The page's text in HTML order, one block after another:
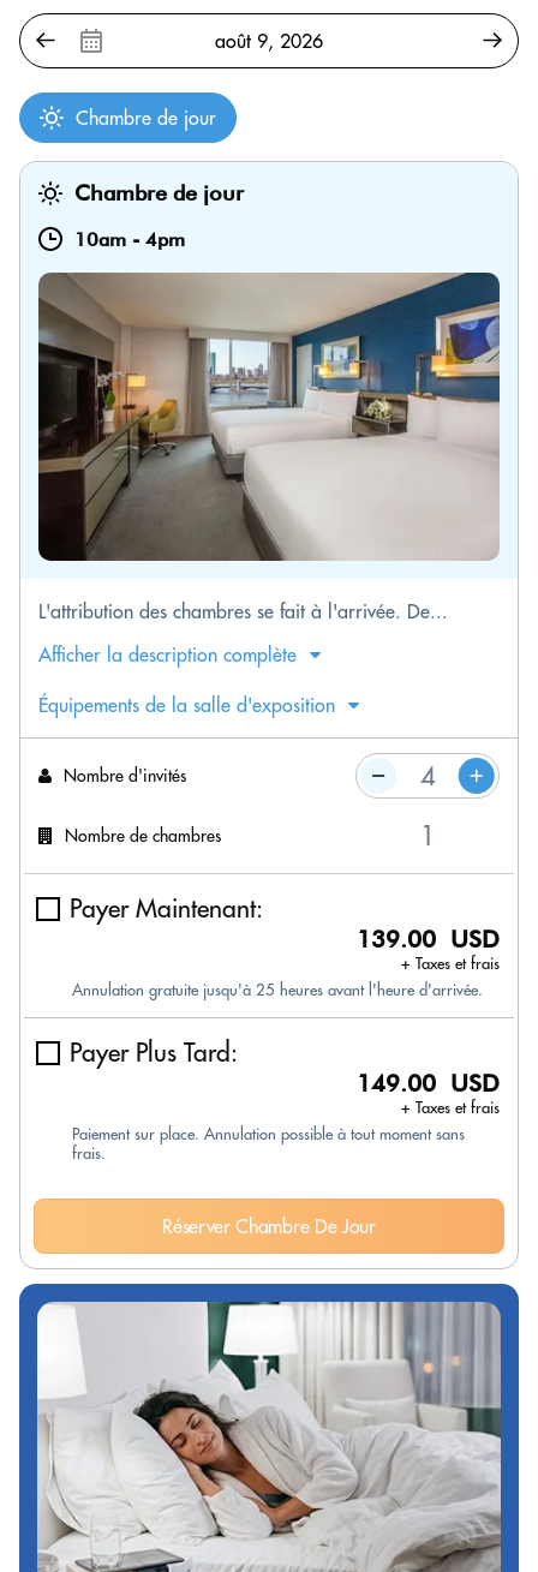
Chambre de jour
Chambre de jour
10am - 4pm
L'attribution des chambres se fait à l'arrivée. De...
Afficher la description complète
Équipements de la salle d'exposition
Nombre d'invités
Nombre de chambres
Payer Maintenant:
139.00 USD
+ Taxes et frais
Annulation gratuite jusqu'à 25 heures avant l'heure d'arrivée.
Payer Plus Tard:
149.00 USD
+ Taxes et frais
Paiement sur place. Annulation possible à tout moment sans
frais.
Réserver Chambre De Jour